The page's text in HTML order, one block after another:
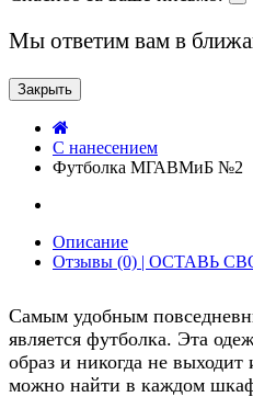
Мы ответим вам в
Закрыть
C нанесением
Футболка МГАВМиБ №2
Описание
Отзывы (0) | ОСТАВЬ
Самым удобным
является футболка. Эта
образ и никогда не
можно найти в каждом